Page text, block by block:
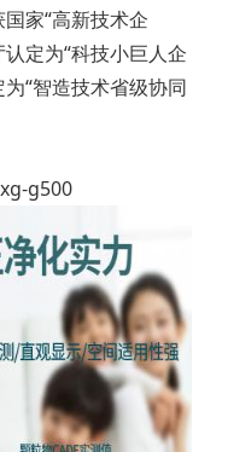
家“高新技术企
定为“科技小巨人企
“智造技术省级协同
g500